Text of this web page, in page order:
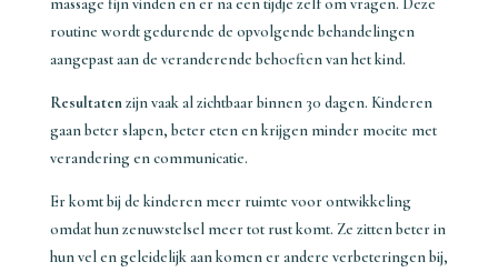
massage fijn vinden en er na een tijdje zelf om vragen. Deze
routine wordt gedurende de opvolgende behandelingen
aangepast aan de veranderende behoeften van het kind.
Resultatenzijn vaak al zichtbaar binnen 30 dagen. Kinderen
gaan beter slapen, beter eten en krijgen minder moeite met
verandering en communicatie.
Er komt bij de kinderen meer ruimte voor ontwikkeling
omdat hun zenuwstelsel meer tot rust komt. Ze zitten beter in
hun vel en geleidelijk aan komen er andere verbeteringen bij,